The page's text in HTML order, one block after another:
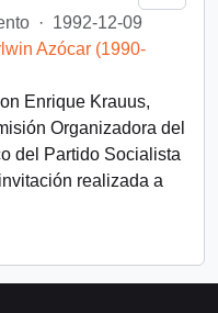
· 1992-12-09
Azócar (1990-
Enrique Krauus,
Organizadora del
del Partido Socialista
realizada a